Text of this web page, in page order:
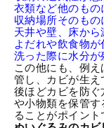
衣類など他のも
収納場所そのも
天井や壁、床か
よだれや飲食物が
洗った際に水分
この他にも、例
管し、カビが生え
後ほどカビを防
や小物類を保管
ることがポイント